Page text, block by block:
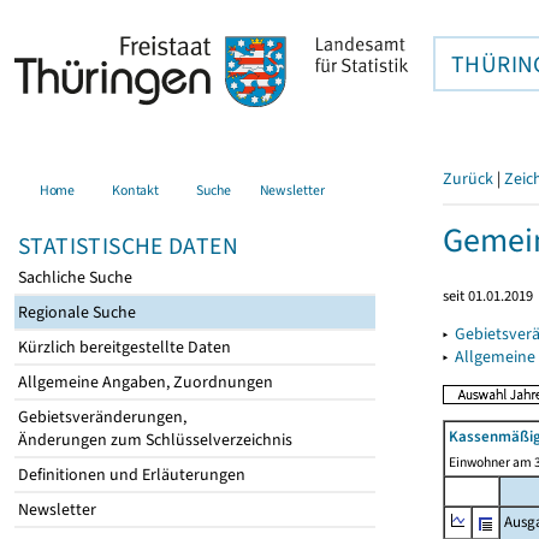
Home Kontakt Suche Newsletter
STATISTISCHE DATEN
Sachliche Suche
Regionale Suche
Kürzlich bereitgestellte Daten
Allgemeine Angaben, Zuordnungen
Gebietsveränderungen,
Änderungen zum Schlüsselverzeichnis
Definitionen und Erläuterungen
Newsletter
Zurück |
seit 01.01.2019
▸
▸
Einwohner am